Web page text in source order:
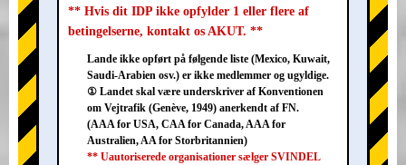
** Hvis dit IDP ikke opfylder 1 eller flere af
betingelserne, kontakt os AKUT. **
Lande ikke opført på følgende liste (Mexico, Kuwait,
Saudi-Arabien osv.) er ikke medlemmer og ugyldige.
① Landet skal være underskriver af Konventionen
om Vejtrafik (Genève, 1949) anerkendt af FN.
(AAA for USA, CAA for Canada, AAA for
Australien, AA for Storbritannien)
** Uautoriserede organisationer sælger SVINDEL